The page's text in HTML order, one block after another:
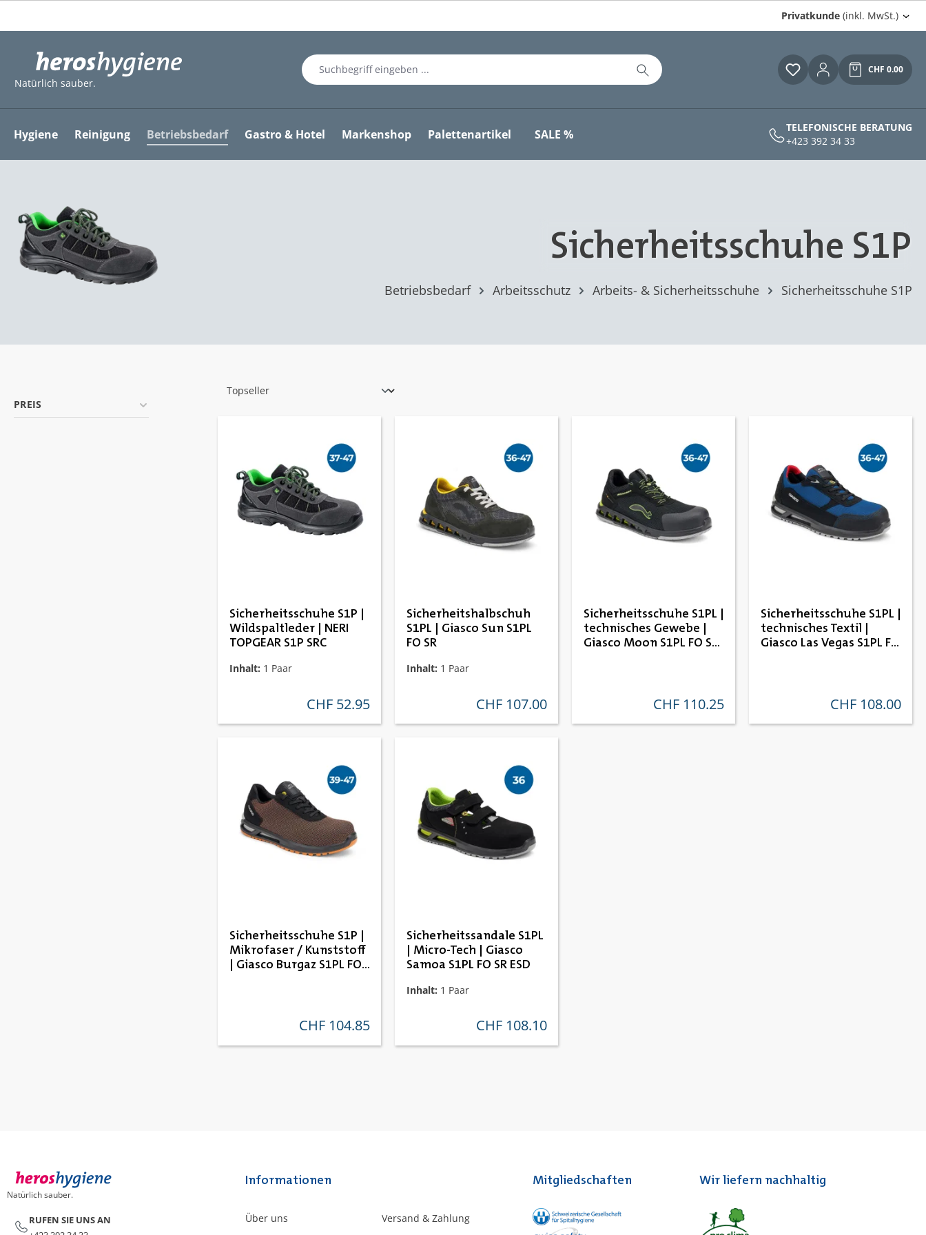
Privatkunde (inkl. MwSt.)
Natürlich sauber. Du hast 0 Produkte auf
CHF 0.00
Hygiene Reinigung Betriebsbedarf Gastro & Hotel Markenshop Palettenartikel SALE %
TELEFONISCHE BERATUNG
+423 392 34 33
Sicherheitsschuhe S1P
Betriebsbedarf Arbeitsschutz Arbeits- & Sicherheitsschuhe Sicherheitsschuhe S1P
PREIS
Sicherheitsschuhe S1P |
Wildspaltleder | NERI
TOPGEAR S1P SRC
Inhalt: 1 Paar
regulärer preis:
CHF 52.95
Sicherheitshalbschuh
S1PL | Giasco Sun S1PL
FO SR
Inhalt: 1 Paar
regulärer preis:
CHF 107.00
Sicherheitsschuhe S1PL |
technisches Gewebe |
Giasco Moon S1PL FO SC
regulärer preis:
CHF 110.25
Sicherheitsschuhe S1PL |
technisches Textil |
Giasco Las Vegas S1PL FO
regulärer preis:
CHF 108.00
Sicherheitsschuhe S1P |
Mikrofaser / Kunststoff
| Giasco Burgaz S1PL FO
regulärer preis:
CHF 104.85
Sicherheitssandale S1PL
| Micro-Tech | Giasco
Samoa S1PL FO SR ESD
Inhalt: 1 Paar
regulärer preis:
CHF 108.10
Natürlich sauber.
RUFEN SIE UNS AN
Mitgliedschaften
Informationen
Über uns
Versand & Zahlung
Wir liefern nachhaltig